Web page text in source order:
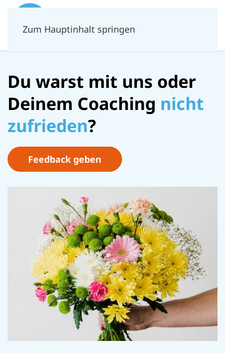
Zum Hauptinhalt springen
Du warst mit uns oder
Deinem Coaching nicht
zufrieden?
Feedback geben